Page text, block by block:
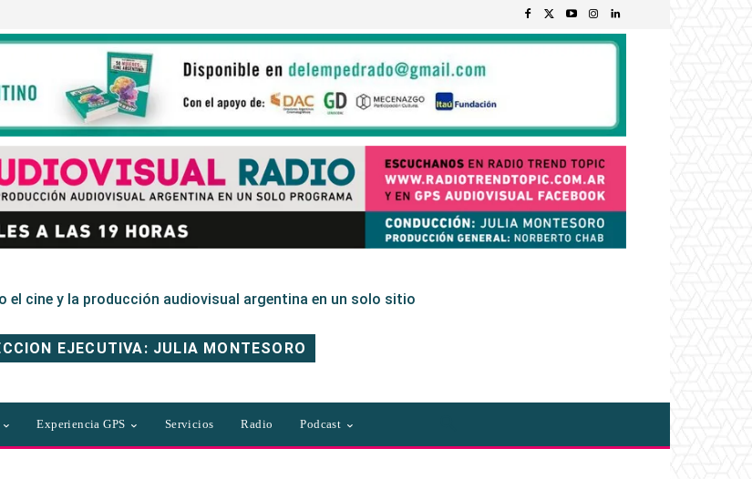
el cine y la producción audiovisual argentina en un solo sitio
EJECUTIVA: JULIA MONTESORO
Experiencia GPS Servicios Radio Podcast